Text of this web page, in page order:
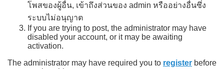
โพสของผู้อื่น, เข้าถึงส่วนของ admin หรืออย่างอื่นซึ่ง
ระบบไม่อนุญาต
If you are trying to post, the administrator may have
disabled your account, or it may be awaiting
activation.
The administrator may have required you to register before